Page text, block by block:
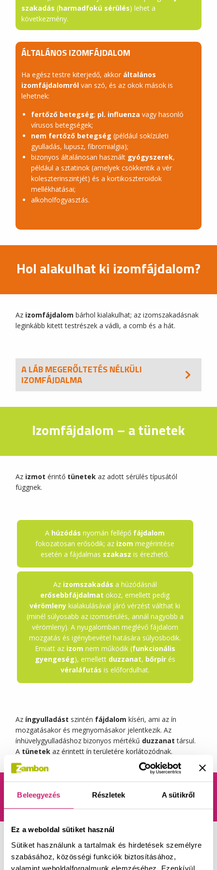
Beleegyezés Részletek A sütikről
Ez a weboldal sütiket használ
Sütiket használunk a tartalmak és hirdetések személyre
szabásához, közösségi funkciók biztosításához,
valamint weboldalforgalmunk elemzéséhez. Ezenkívül
szakadás (harmadfokú sérülés) lehet a
következmény.
ÁLTALÁNOS IZOMFÁJDALOM
Ha egész testre kiterjedő, akkor általános
izomfájdalomról van szó, és az okok mások is
lehetnek:
fertőző betegség; pl. influenza vagy hasonló
vírusos betegségek;
nem fertőző betegség (például sokízületi
gyulladás, lupusz, fibromialgia);
bizonyos általánosan használt gyógyszerek,
például a sztatinok (amelyek csökkentik a vér
koleszterinszintjét) és a kortikoszteroidok
mellékhatásai;
alkoholfogyasztás.
Hol alakulhat ki izomfájdalom?
Az izomfájdalom bárhol kialakulhat; az izomszakadásnak
leginkább kitett testrészek a vádli, a comb és a hát.
A LÁB MEGERŐLTETÉS NÉLKÜLI
IZOMFÁJDALMA
Izomfájdalom – a tünetek
Az izmot érintő tünetek az adott sérülés típusától
függnek.
A húzódás nyomán fellépő fájdalom
fokozatosan erősödik; az izom megérintése
esetén a fájdalmas szakasz is érezhető.
Az izomszakadás a húzódásnál
erősebbfájdalmat okoz, emellett pedig
vérömleny kialakulásával járó vérzést válthat ki
(minél súlyosabb az izomsérülés, annál nagyobb a
vérömleny). A nyugalomban meglévő fájdalom
mozgatás és igénybevétel hatására súlyosbodik.
Emiatt az izom nem működik (funkcionális
gyengeség), emellett duzzanat, bőrpírés
véraláfutás is előfordulhat.
Az íngyulladást szintén fájdalom kíséri, ami az ín
mozgatásakor és megnyomásakor jelentkezik. Az
ínhüvelygyulladáshoz bizonyos mértékű duzzanat társul.
A tünetek az érintett ín területére korlátozódnak.
Izomgyulladás
Azizomfájdaloma nociceptorok, vagyis a kifejezetten a
(fájdalom formájában érzékelt) szövetkárosító ingerek
észlelésére szolgáló receptorok aktiválódása nyomán